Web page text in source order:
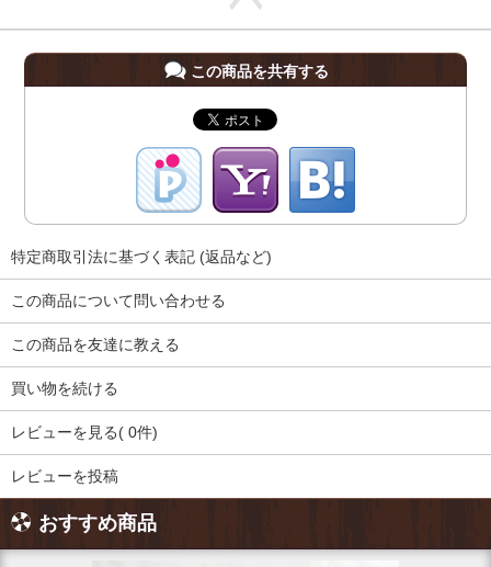
この商品を共有する
特定商取引法に基づく表記 (返品など)
この商品について問い合わせる
この商品を友達に教える
買い物を続ける
レビューを見る( 0件)
レビューを投稿
おすすめ商品